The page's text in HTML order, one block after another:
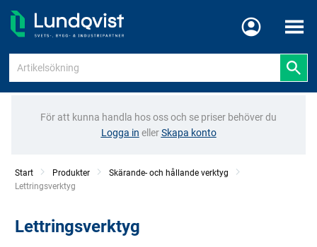
Meny
För att kunna handla hos oss och se priser behöver du
Logga in ellerSkapa konto
Start Produkter
Skärande- och hållande verktyg
Current:
Lettringsverktyg
Lettringsverktyg